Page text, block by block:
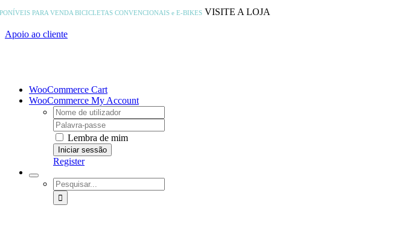
Skip
content
PARA VENDABICICLETAS CONVENCIONAIS e E-BIKES VISITE A LOJA
Apoio ao cliente
WooCommerce Cart
WooCommerce My Account
Username:
Password:
Lembra de mim
Register
Pesquisar